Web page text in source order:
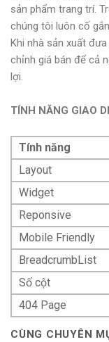
sản phẩm trang trí.
chúng tôi luôn cố
Khi nhà sản xuất
chỉnh giá bán để cả
lợi.
TÍNH NĂNG GIAO
Tính năng
Layout
Widget
Reponsive
Mobile Friendly
BreadcrumbList
Số cột
404 Page
CÙNG CHUYÊN